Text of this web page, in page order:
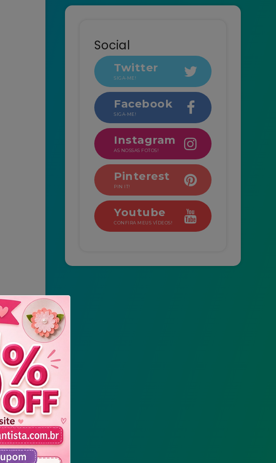
Social
Twitter
SIGA-ME!
Facebook
SIGA-ME!
Instagram
AS NOSSAS FOTOS!
Pinterest
PIN IT!
Youtube
CONFIRA MEUS VÍDEOS!